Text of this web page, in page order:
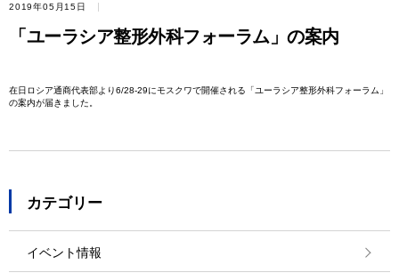
ビジネスニュースクリップ
照会・お問い合わせ
2019年05月15日
「ユーラシア整形外科フォーラム」の案内
在日ロシア通商代表部より6/28-29にモスクワで開催される「ユーラシア整形外科フォーラム」
の案内が届きました。
カテゴリー
イベント情報